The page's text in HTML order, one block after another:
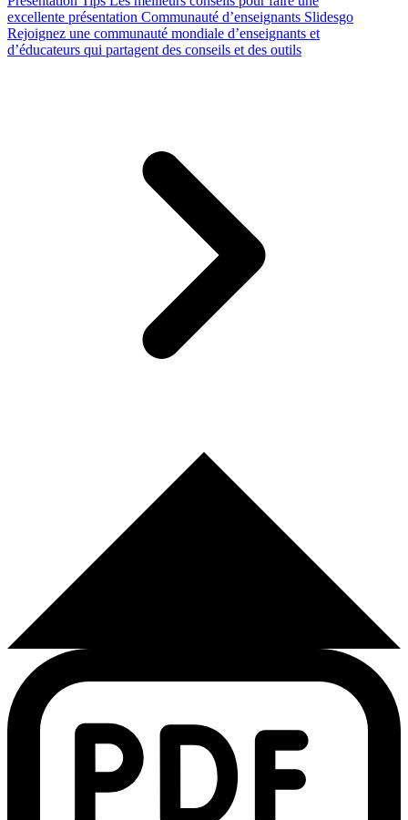
excellente présentation Communauté d’enseignants Slidesgo
Rejoignez une communauté mondiale d’enseignants et
d’éducateurs qui partagent des conseils et des outils